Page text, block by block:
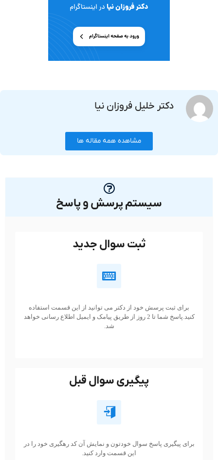
دکتر خلیل فروزان نیا
مشاهده همه مقاله ها
سیستم پرسش و پاسخ
ثبت سوال جدید
برای ثبت پرسش خود از دکتر می توانید از این قسمت استفاده
کنید.پاسخ شما تا 2 روز از طریق پیامک و ایمیل اطلاع رسانی خواهد
شد.
پیگیری سوال قبل
برای پیگیری پاسخ سوال خودتون و نمایش آن کد رهگیری خود را در
این قسمت وارد کنید.